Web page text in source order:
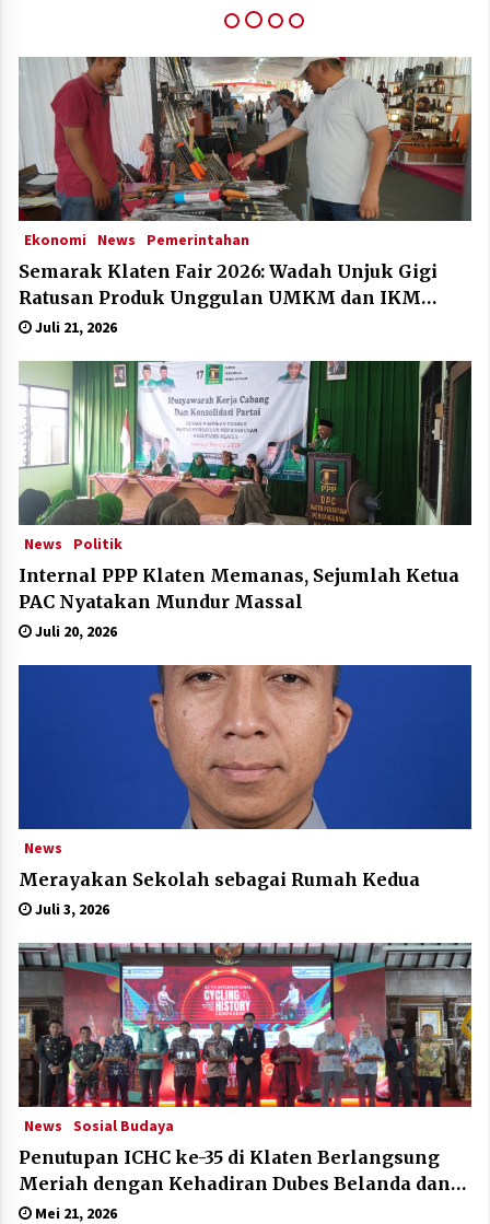
IGA Award 2025
Ekonomi News Pemerintahan
Semarak Klaten Fair 2026: Wadah Unjuk Gigi
Ratusan Produk Unggulan UMKM dan IKM
Lokal
Juli 21, 2026
News Politik
Internal PPP Klaten Memanas, Sejumlah Ketua
PAC Nyatakan Mundur Massal
Juli 20, 2026
News
Merayakan Sekolah sebagai Rumah Kedua
Juli 3, 2026
News Sosial Budaya
Penutupan ICHC ke-35 di Klaten Berlangsung
Meriah dengan Kehadiran Dubes Belanda dan
Jerman
Mei 21, 2026